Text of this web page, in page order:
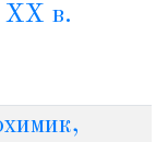
XX в.